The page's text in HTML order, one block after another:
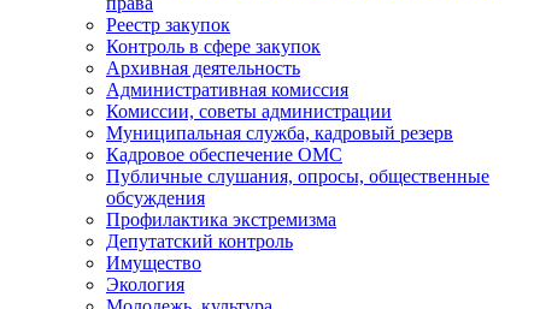
Реестр закупок
Контроль в сфере закупок
Архивная деятельность
Административная комиссия
Комиссии, советы администрации
Муниципальная служба, кадровый резерв
Кадровое обеспечение ОМС
Публичные слушания, опросы, общественные
обсуждения
Профилактика экстремизма
Депутатский контроль
Имущество
Экология